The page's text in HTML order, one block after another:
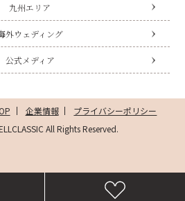
九州エリア
外ウェディング
公式メディア
企業情報
プライバシーポリシー
All Rights Reserved.